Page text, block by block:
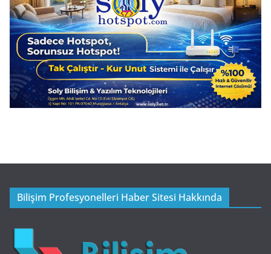
Bilişim Profesyonelleri Haber Sitesi Hakkında